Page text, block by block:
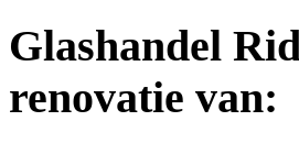
Glashandel
renovatie van: